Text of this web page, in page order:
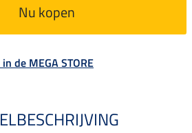
Nu kopen
de MEGA STORE